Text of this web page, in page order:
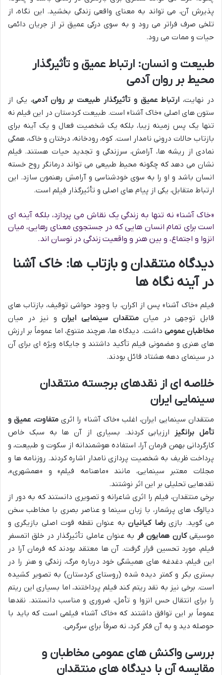
پذیرش آن، می تواند به معنای واقعی زندگی بخشید. این نگاه، از
تلخی صرف فراتر می رود و به سوی درکی عمیق تر از جریان دائمی
حیات و ممات می رود.
طبیعت و انسان: ارتباط عمیق و تأثیرگذار
محیط بر روان آدمی
در نهایت، ارتباط عمیق و تأثیرگذار طبیعت بر روان آدمی، یکی از
ستون های اصلی «خاک آشنا» است. طبیعت کردستان در این فیلم نه
تنها یک پس زمینه زیبا، بلکه یک شخصیت فعال و یک آینه برای
بازتاب حالات درونی نامدار است. کوه، رودخانه، درختان و خاک، همگی
نمادی از ریشه ها، آرامش، سرزندگی و تجدید حیات هستند. فیلم
نشان می دهد که چگونه محیط طبیعی می تواند درمانگر روح خسته
انسان باشد و او را به سوی خودشناسی و آرامش رهنمون سازد. این
ارتباط متقابل، یکی از پیام های اصلی و تأثیرگذار فیلم است.
«خاک آشنا» نه تنها به زندگی یک نقاش می پردازد، بلکه آینه ای
است برای تمام انسان هایی که در جستجوی معنای رهایی، میان
انزوا و اجتماع، و بین هنر و واقعیت زندگی در نوسان اند.
دیدگاه منتقدان و بازتاب ها: خاک آشنا
در آینه نگاه ها
فیلم «خاک آشنا» پس از اکران، با وجود حواشی توقیف، بازتاب های
قابل توجهی در میانمنتقدان سینمایی ایرانو نیز در میان
مخاطبان عمومی داشت. دیدگاه ها، هرچند متنوع، اما عموماً بر ارزش
های هنری و مضمونی فیلم تأکید داشتند و جایگاه ویژه ای برای آن
در سینمای دهه هشتاد قائل بودند.
خلاصه ای از نقدهای برجسته منتقدان
سینمایی ایران
منتقدان سینمایی ایران، اغلب «خاک آشنا» را اثریمتفاوت، عمیق و
تأمل برانگیز
ارزیابی کردند. بسیاری از آن ها به سبک خاص
کارگردانی بهمن فرمان آرا، استفاده هوشمندانه از سکوت و طبیعت، و
پرداخت ظریف به شخصیت پردازی نامدار اشاره کردند. روزنامه ها و
مجلات معتبر سینمایی، مانند «ماهنامه فیلم» و «همشهری»،
نقدهایی تحلیلی بر این اثر نوشتند.
برخی منتقدان، فیلم را اثری شاعرانه و تصویری دانستند که به دور از
دیالوگ های پرشمار، با زبان سینما و عناصر بصری با مخاطب سخن
می گوید. بازیرضا کیانیانبه عنوان نقطه قوت اصلی بازیگری و
موسیقیکارن همایون فر به عنوان عاملی تأثیرگذار در خلق اتمسفر
فیلم، مورد تحسین قرار گرفت. آن ها معتقد بودند که فرمان آرا در
این فیلم، دغدغه های همیشگی خود درباره مرگ، زندگی و هنر را در
بستری بکر و کمتر دیده شده (روستای کردستان) به تصویر کشیده
است. برخی نیز به نقد ریتم کند فیلم پرداختند، اما بسیاری این ریتم
را برای انتقال حس انزوا و تأمل، ضروری و مناسب دانستند. نقدها
عموماً بر این توافق داشتند که «خاک آشنا» فیلمی است که باید با
حوصله دید و به آن فکر کرد، نه صرفاً برای سرگرمی.
بررسی واکنش های عمومی مخاطبان و
مقایسه آن با دیدگاه های منتقدان